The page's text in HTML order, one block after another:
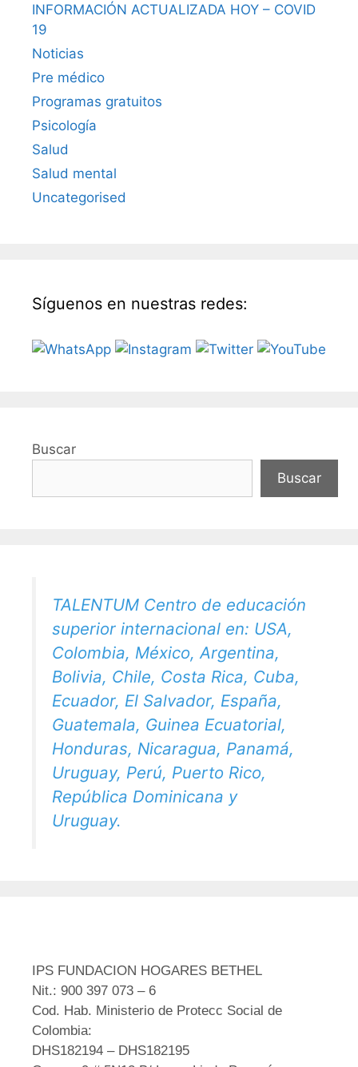
INFORMACIÓN ACTUALIZADA HOY – COVID
19
Noticias
Pre médico
Programas gratuitos
Psicología
Salud
Salud mental
Uncategorised
Síguenos en nuestras redes:
Buscar
Buscar
TALENTUM Centro de educación
superior internacional en: USA,
Colombia, México, Argentina,
Bolivia, Chile, Costa Rica, Cuba,
Ecuador, El Salvador, España,
Guatemala, Guinea Ecuatorial,
Honduras, Nicaragua, Panamá,
Uruguay, Perú, Puerto Rico,
República Dominicana y
Uruguay.
IPS FUNDACION HOGARES BETHEL
Nit.: 900 397 073 – 6
Cod. Hab. Ministerio de Protecc Social de
Colombia:
DHS182194 – DHS182195